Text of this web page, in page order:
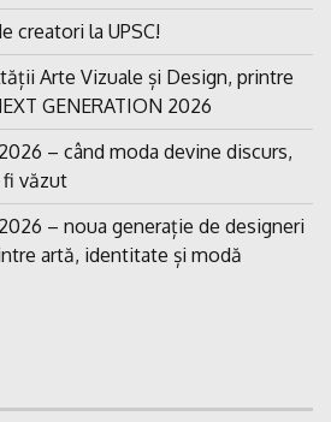
creatori la UPSC!
Arte Vizuale și Design, printre
GENERATION 2026
– când moda devine discurs,
fi văzut
– noua generație de designeri
artă, identitate și modă